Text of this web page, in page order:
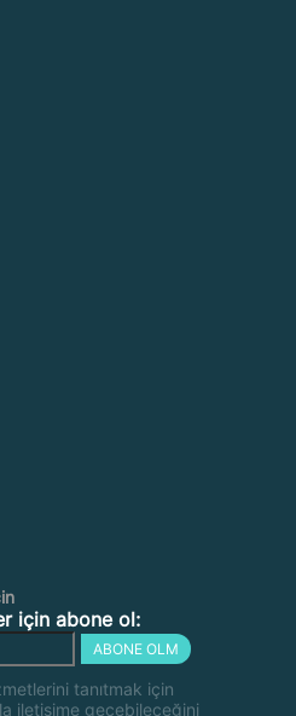
için abone ol:
ABONE OLM
tanıtmak için
iletişime geçebileceğini